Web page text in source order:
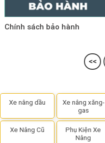
Chính sách bảo hành
<<
Xe nâng dầu
Xe nâng xăng-
gas
Xe Nâng Cũ
Phụ Kiện Xe
Nâng